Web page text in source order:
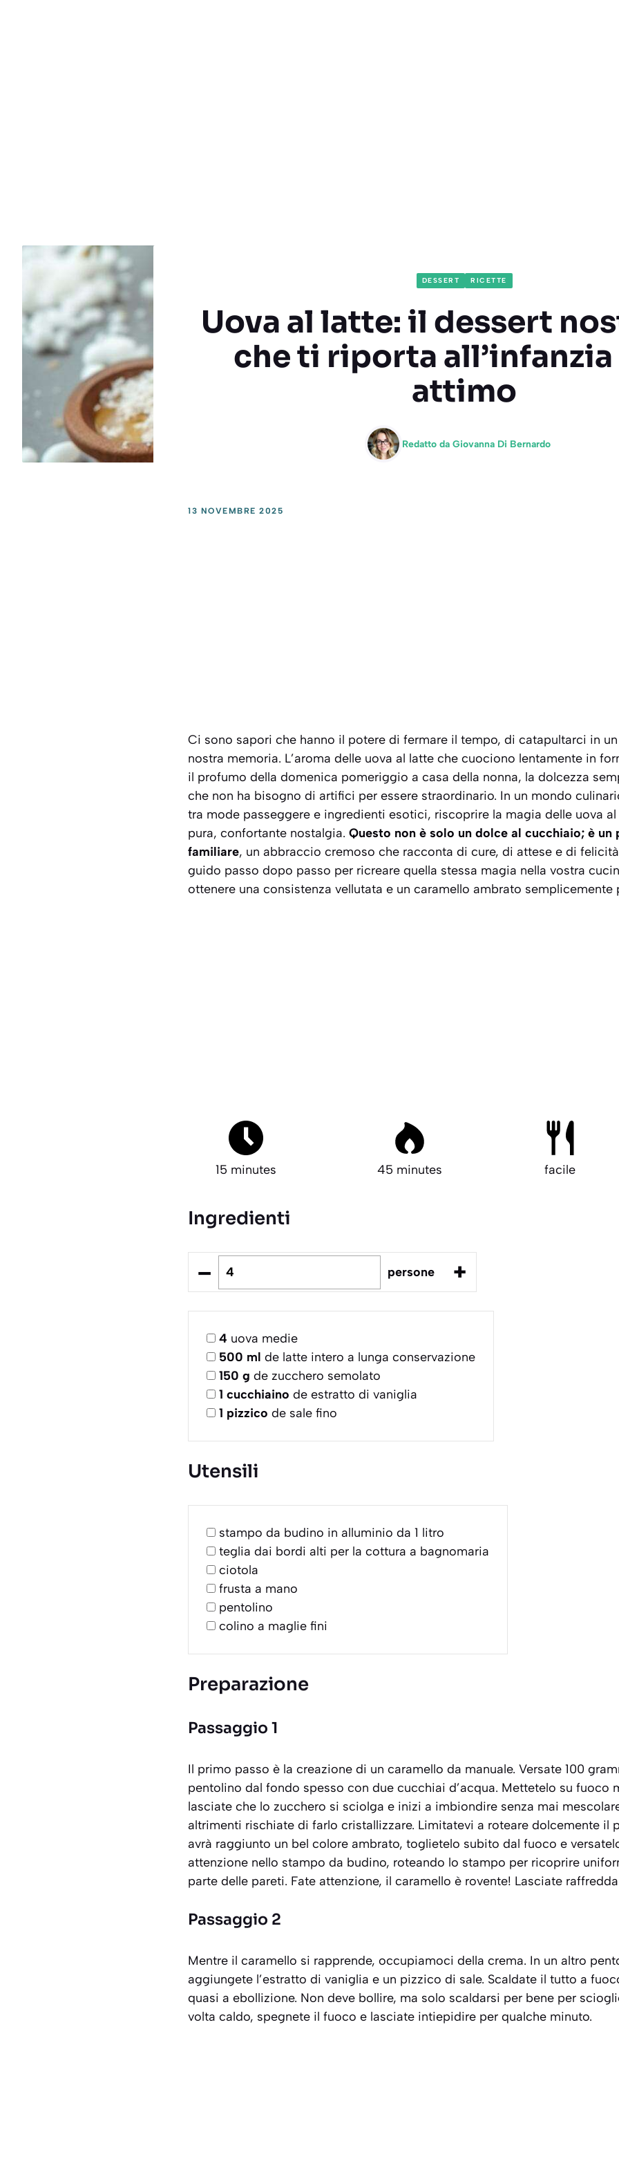
DESSERT RICETTE
Uova al latte: il dessert
che ti riporta all’infanzia
attimo
Redatto da Giovanna Di Bernardo
13 NOVEMBRE 2025
Ci sono sapori che hanno il potere di fermare il tempo, di catapultarci in
nostra memoria. L’aroma delle uova al latte che cuociono lentamente in
il profumo della domenica pomeriggio a casa della nonna, la dolcezza
che non ha bisogno di artifici per essere straordinario. In un mondo
tra mode passeggere e ingredienti esotici, riscoprire la magia delle uova
pura, confortante nostalgia. Questo non è solo un dolce al cucchiaio; è un
familiare, un abbraccio cremoso che racconta di cure, di attese e di
guido passo dopo passo per ricreare quella stessa magia nella vostra
ottenere una consistenza vellutata e un caramello ambrato semplicemente
15 minutes 45 minutes facile
Ingredienti
– persone +
4 uova medie
500 ml de latte intero a lunga conservazione
150 g de zucchero semolato
1 cucchiaino de estratto di vaniglia
1 pizzico de sale fino
Utensili
stampo da budino in alluminio da 1 litro
teglia dai bordi alti per la cottura a bagnomaria
ciotola
frusta a mano
pentolino
colino a maglie fini
Preparazione
Passaggio 1
Il primo passo è la creazione di un caramello da manuale. Versate 100
pentolino dal fondo spesso con due cucchiai d’acqua. Mettetelo su fuoco
lasciate che lo zucchero si sciolga e inizi a imbiondire senza mai
altrimenti rischiate di farlo cristallizzare. Limitatevi a roteare dolcemente il
avrà raggiunto un bel colore ambrato, toglietelo subito dal fuoco e
attenzione nello stampo da budino, roteando lo stampo per ricoprire
parte delle pareti. Fate attenzione, il caramello è rovente! Lasciate
Passaggio 2
Mentre il caramello si rapprende, occupiamoci della crema. In un altro
aggiungete l’estratto di vaniglia e un pizzico di sale. Scaldate il tutto a
quasi a ebollizione. Non deve bollire, ma solo scaldarsi per bene per
volta caldo, spegnete il fuoco e lasciate intiepidire per qualche minuto.